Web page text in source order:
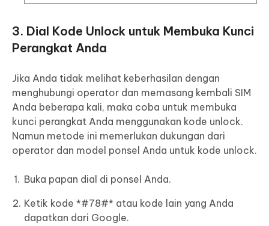
3. Dial Kode Unlock untuk Membuka Kunci
Perangkat Anda
Jika Anda tidak melihat keberhasilan dengan
menghubungi operator dan memasang kembali SIM
Anda beberapa kali, maka coba untuk membuka
kunci perangkat Anda menggunakan kode unlock.
Namun metode ini memerlukan dukungan dari
operator dan model ponsel Anda untuk kode unlock.
Buka papan dial di ponsel Anda.
Ketik kode *#78#* atau kode lain yang Anda
dapatkan dari Google.